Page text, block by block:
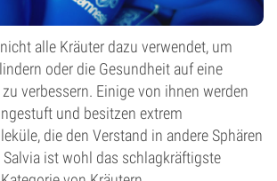
alle Kräuter dazu verwendet, um
oder die Gesundheit auf eine
verbessern. Einige von ihnen werden
und besitzen extrem
die den Verstand in andere Sphären
ist wohl das schlagkräftigste